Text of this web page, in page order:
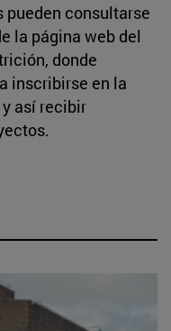
consultarse
la página web del
donde
inscribirse en la
así recibir